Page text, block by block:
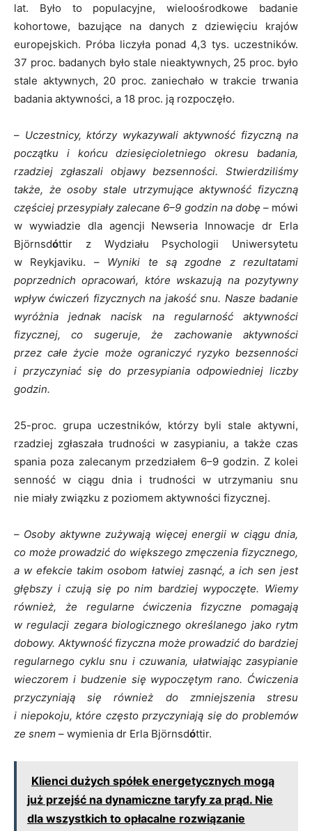
lat. Było to populacyjne, wieloośrodkowe badanie
kohortowe, bazujące na danych z dziewięciu krajów
europejskich. Próba liczyła ponad 4,3 tys. uczestników.
37 proc. badanych było stale nieaktywnych, 25 proc. było
stale aktywnych, 20 proc. zaniechało w trakcie trwania
badania aktywności, a 18 proc. ją rozpoczęło.
– Uczestnicy, którzy wykazywali aktywność fizyczną na
początku i końcu dziesięcioletniego okresu badania,
rzadziej zgłaszali objawy bezsenności. Stwierdziliśmy
także, że osoby stale utrzymujące aktywność fizyczną
częściej przesypiały zalecane 6–9 godzin na dobę – mówi
w wywiadzie dla agencji Newseria Innowacje dr Erla
Björnsdóttir z Wydziału Psychologii Uniwersytetu
w Reykjaviku. – Wyniki te są zgodne z rezultatami
poprzednich opracowań, które wskazują na pozytywny
wpływ ćwiczeń fizycznych na jakość snu. Nasze badanie
wyróżnia jednak nacisk na regularność aktywności
fizycznej, co sugeruje, że zachowanie aktywności
przez całe życie może ograniczyć ryzyko bezsenności
i przyczyniać się do przesypiania odpowiedniej liczby
godzin.
25-proc. grupa uczestników, którzy byli stale aktywni,
rzadziej zgłaszała trudności w zasypianiu, a także czas
spania poza zalecanym przedziałem 6–9 godzin. Z kolei
senność w ciągu dnia i trudności w utrzymaniu snu
nie miały związku z poziomem aktywności fizycznej.
– Osoby aktywne zużywają więcej energii w ciągu dnia,
co może prowadzić do większego zmęczenia fizycznego,
a w efekcie takim osobom łatwiej zasnąć, a ich sen jest
głębszy i czują się po nim bardziej wypoczęte. Wiemy
również, że regularne ćwiczenia fizyczne pomagają
w regulacji zegara biologicznego określanego jako rytm
dobowy. Aktywność fizyczna może prowadzić do bardziej
regularnego cyklu snu i czuwania, ułatwiając zasypianie
wieczorem i budzenie się wypoczętym rano. Ćwiczenia
przyczyniają się również do zmniejszenia stresu
i niepokoju, które często przyczyniają się do problemów
ze snem – wymienia dr Erla Björnsdóttir.
Klienci dużych spółek energetycznych mogą
już przejść na dynamiczne taryfy za prąd. Nie
dla wszystkich to opłacalne rozwiązanie